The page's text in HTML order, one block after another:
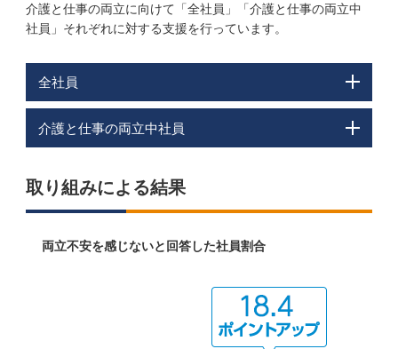
介護と仕事の両立に向けて「全社員」「介護と仕事の両立中
社員」それぞれに対する支援を行っています。
全社員
介護と仕事の両立中社員
取り組みによる結果
両立不安を感じないと回答した社員割合